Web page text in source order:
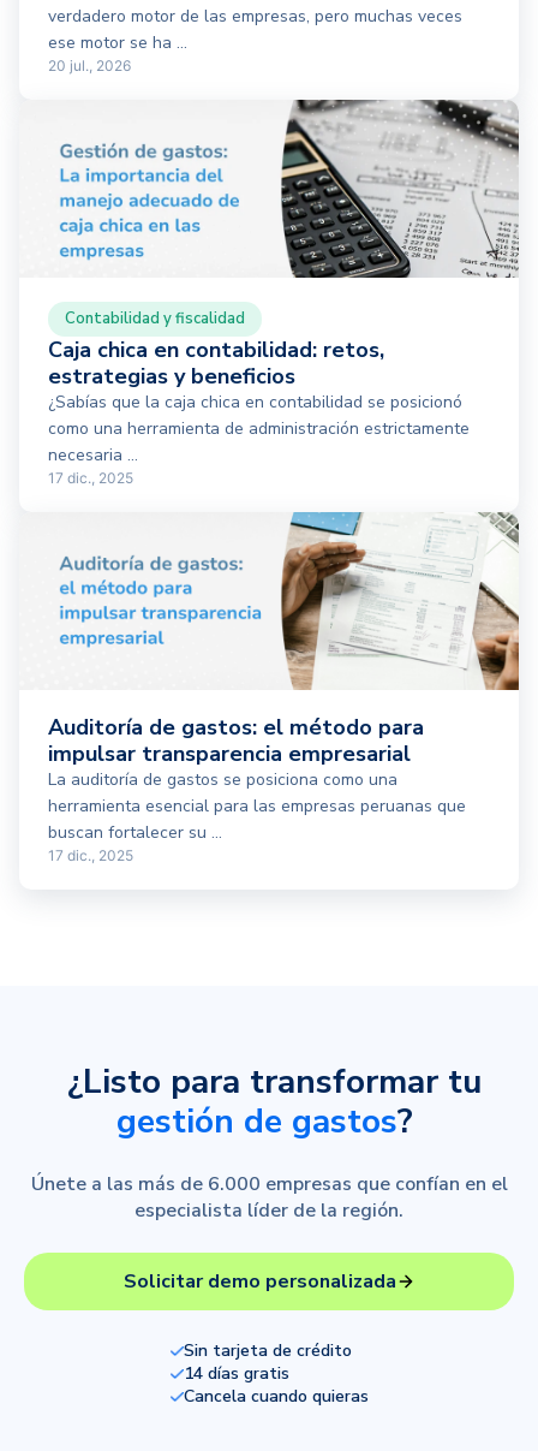
verdadero motor de las empresas, pero muchas veces
ese motor se ha ...
20 jul., 2026
Contabilidad y fiscalidad
Caja chica en contabilidad: retos,
estrategias y beneficios
¿Sabías que la caja chica en contabilidad se posicionó
como una herramienta de administración estrictamente
necesaria ...
17 dic., 2025
Auditoría de gastos: el método para
impulsar transparencia empresarial
La auditoría de gastos se posiciona como una
herramienta esencial para las empresas peruanas que
buscan fortalecer su ...
17 dic., 2025
¿Listo para transformar tu
gestión de gastos?
Únete a las más de 6.000 empresas que confían en el
especialista líder de la región.
Solicitar demo personalizada
Sin tarjeta de crédito
14 días gratis
Cancela cuando quieras